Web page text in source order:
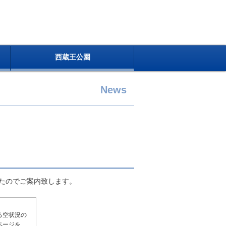
西蔵王公園
News
でご案内致します。
空状況の
ージを